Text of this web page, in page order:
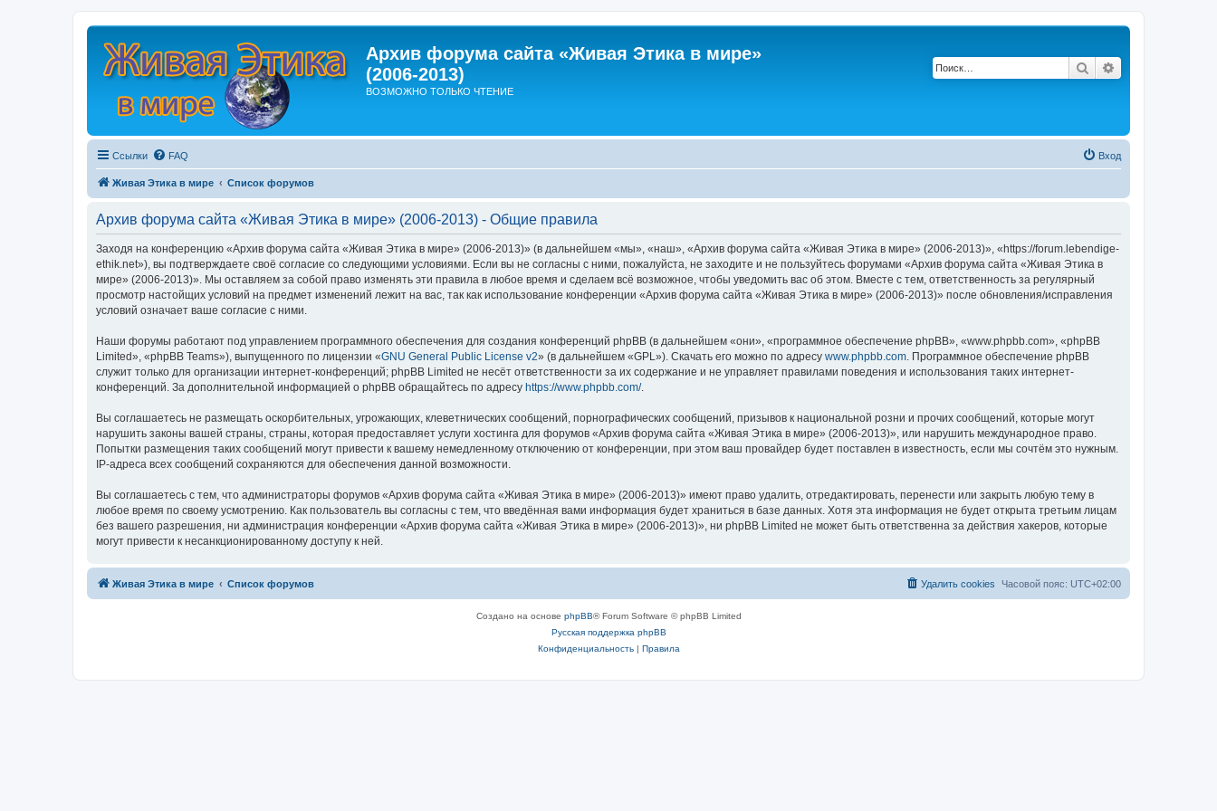
Архив форума сайта «Живая Этика в мире»
(2006-2013)
ВОЗМОЖНО ТОЛЬКО ЧТЕНИЕ
Поиск
Ссылки FAQ Вход
Живая Этика в мире Список форумов
Архив форума сайта «Живая Этика в мире» (2006-2013) - Общие правила
Заходя на конференцию «Архив форума сайта «Живая Этика в мире» (2006-2013)» (в дальнейшем «мы», «наш», «Архив форума сайта «Живая Этика в мире» (2006-2013)», «https://forum.lebendige-
ethik.net»), вы подтверждаете своё согласие со следующими условиями. Если вы не согласны с ними, пожалуйста, не заходите и не пользуйтесь форумами «Архив форума сайта «Живая Этика в
мире» (2006-2013)». Мы оставляем за собой право изменять эти правила в любое время и сделаем всё возможное, чтобы уведомить вас об этом. Вместе с тем, ответственность за регулярный
просмотр настойщих условий на предмет изменений лежит на вас, так как использование конференции «Архив форума сайта «Живая Этика в мире» (2006-2013)» после обновления/исправления
условий означает ваше согласие с ними.
Наши форумы работают под управлением программного обеспечения для создания конференций phpBB (в дальнейшем «они», «программное обеспечение phpBB», «www.phpbb.com», «phpBB
Limited», «phpBB Teams»), выпущенного по лицензии «GNU General Public License v2» (в дальнейшем «GPL»). Скачать его можно по адресу www.phpbb.com. Программное обеспечение phpBB
служит только для организации интернет-конференций; phpBB Limited не несёт ответственности за их содержание и не управляет правилами поведения и использования таких интернет-
конференций. За дополнительной информацией о phpBB обращайтесь по адресу https://www.phpbb.com/.
Вы соглашаетесь не размещать оскорбительных, угрожающих, клеветнических сообщений, порнографических сообщений, призывов к национальной розни и прочих сообщений, которые могут
нарушить законы вашей страны, страны, которая предоставляет услуги хостинга для форумов «Архив форума сайта «Живая Этика в мире» (2006-2013)», или нарушить международное право.
Попытки размещения таких сообщений могут привести к вашему немедленному отключению от конференции, при этом ваш провайдер будет поставлен в известность, если мы сочтём это нужным.
IP-адреса всех сообщений сохраняются для обеспечения данной возможности.
Вы соглашаетесь с тем, что администраторы форумов «Архив форума сайта «Живая Этика в мире» (2006-2013)» имеют право удалить, отредактировать, перенести или закрыть любую тему в
любое время по своему усмотрению. Как пользователь вы согласны с тем, что введённая вами информация будет храниться в базе данных. Хотя эта информация не будет открыта третьим лицам
без вашего разрешения, ни администрация конференции «Архив форума сайта «Живая Этика в мире» (2006-2013)», ни phpBB Limited не может быть ответственна за действия хакеров, которые
могут привести к несанкционированному доступу к ней.
Живая Этика в мире Список форумов Часовой пояс: UTC+02:00
Удалить cookies
Создано на основе phpBB® Forum Software © phpBB Limited
Русская поддержка phpBB
Конфиденциальность| Правила